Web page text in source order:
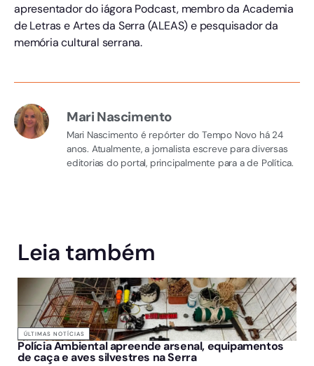
apresentador do iágora Podcast, membro da Academia
de Letras e Artes da Serra (ALEAS) e pesquisador da
memória cultural serrana.
Mari Nascimento
Mari Nascimento é repórter do Tempo Novo há 24
anos. Atualmente, a jornalista escreve para diversas
editorias do portal, principalmente para a de Política.
Leia também
ÚLTIMAS NOTÍCIAS
Polícia Ambiental apreende arsenal, equipamentos
de caça e aves silvestres na Serra